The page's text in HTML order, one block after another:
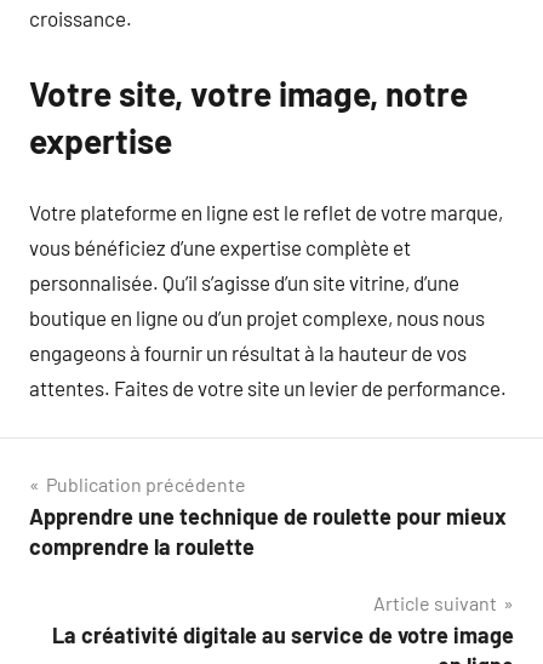
croissance.
Votre site, votre image, notre
expertise
Votre plateforme en ligne est le reflet de votre marque,
vous bénéficiez d’une expertise complète et
personnalisée. Qu’il s’agisse d’un site vitrine, d’une
boutique en ligne ou d’un projet complexe, nous nous
engageons à fournir un résultat à la hauteur de vos
attentes. Faites de votre site un levier de performance.
Navigation
de
Publication précédente
Apprendre une technique de roulette pour mieux
comprendre la roulette
Article suivant
La créativité digitale au service de votre image